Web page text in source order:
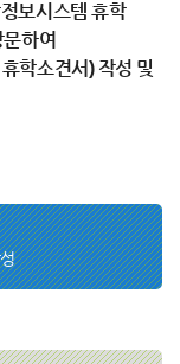
보시스템 휴학
하여
학소견서) 작성 및